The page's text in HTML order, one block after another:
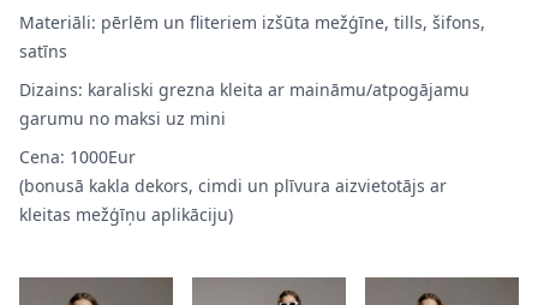
Materiāli: pērlēm un fliteriem izšūta mežģīne, tills, šifons,
satīns
Dizains: karaliski grezna kleita ar maināmu/atpogājamu
garumu no maksi uz mini
Cena: 1000Eur
(bonusā kakla dekors, cimdi un plīvura aizvietotājs ar
kleitas mežģīņu aplikāciju)